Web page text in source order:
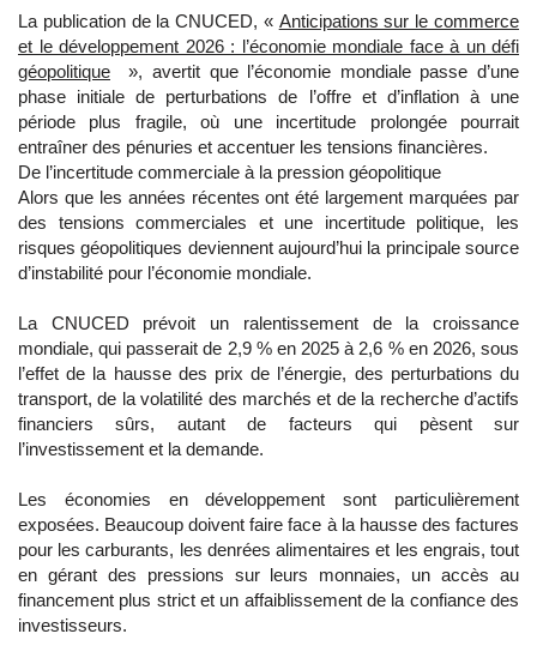
La publication de la CNUCED, « Anticipations sur le commerce
et le développement 2026 : l’économie mondiale face à un défi
géopolitique », avertit que l’économie mondiale passe d’une
phase initiale de perturbations de l’offre et d’inflation à une
période plus fragile, où une incertitude prolongée pourrait
entraîner des pénuries et accentuer les tensions financières.
De l’incertitude commerciale à la pression géopolitique
Alors que les années récentes ont été largement marquées par
des tensions commerciales et une incertitude politique, les
risques géopolitiques deviennent aujourd’hui la principale source
d’instabilité pour l’économie mondiale.
La CNUCED prévoit un ralentissement de la croissance
mondiale, qui passerait de 2,9 % en 2025 à 2,6 % en 2026, sous
l’effet de la hausse des prix de l’énergie, des perturbations du
transport, de la volatilité des marchés et de la recherche d’actifs
financiers sûrs, autant de facteurs qui pèsent sur
l’investissement et la demande.
Les économies en développement sont particulièrement
exposées. Beaucoup doivent faire face à la hausse des factures
pour les carburants, les denrées alimentaires et les engrais, tout
en gérant des pressions sur leurs monnaies, un accès au
financement plus strict et un affaiblissement de la confiance des
investisseurs.